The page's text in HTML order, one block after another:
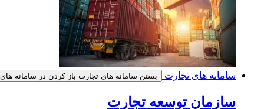
سامانه های تجارت بستن سامانه های تجارت باز کردن در سامانه
سازمان توسعه تجارت